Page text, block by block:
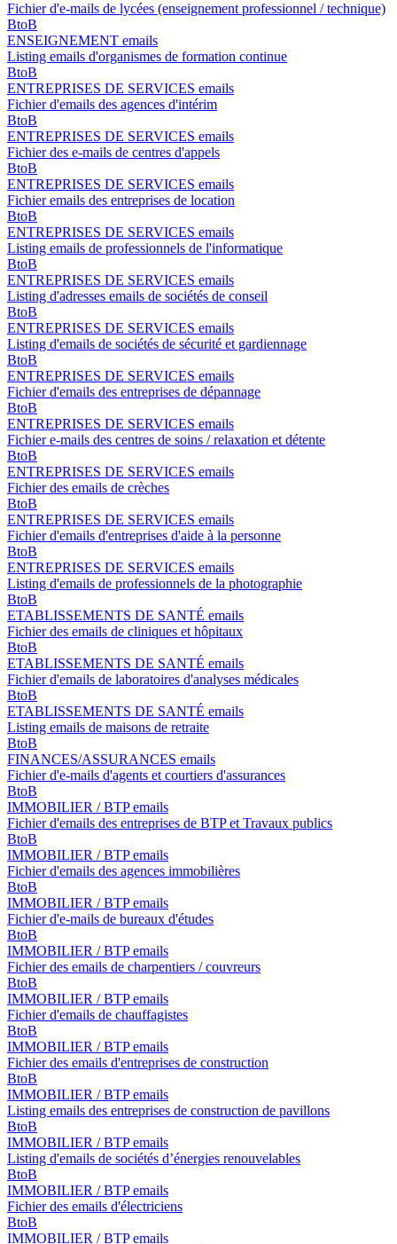
Fichier d'e-mails de lycées (enseignement professionnel / technique)
BtoB
ENSEIGNEMENT emails
Listing emails d'organismes de formation continue
BtoB
ENTREPRISES DE SERVICES emails
Fichier d'emails des agences d'intérim
BtoB
ENTREPRISES DE SERVICES emails
Fichier des e-mails de centres d'appels
BtoB
ENTREPRISES DE SERVICES emails
Fichier emails des entreprises de location
BtoB
ENTREPRISES DE SERVICES emails
Listing emails de professionnels de l'informatique
BtoB
ENTREPRISES DE SERVICES emails
Listing d'adresses emails de sociétés de conseil
BtoB
ENTREPRISES DE SERVICES emails
Listing d'emails de sociétés de sécurité et gardiennage
BtoB
ENTREPRISES DE SERVICES emails
Fichier d'emails des entreprises de dépannage
BtoB
ENTREPRISES DE SERVICES emails
Fichier e-mails des centres de soins / relaxation et détente
BtoB
ENTREPRISES DE SERVICES emails
Fichier des emails de crèches
BtoB
ENTREPRISES DE SERVICES emails
Fichier d'emails d'entreprises d'aide à la personne
BtoB
ENTREPRISES DE SERVICES emails
Listing d'emails de professionnels de la photographie
BtoB
ETABLISSEMENTS DE SANTÉ emails
Fichier des emails de cliniques et hôpitaux
BtoB
ETABLISSEMENTS DE SANTÉ emails
Fichier d'emails de laboratoires d'analyses médicales
BtoB
ETABLISSEMENTS DE SANTÉ emails
Listing emails de maisons de retraite
BtoB
FINANCES/ASSURANCES emails
Fichier d'e-mails d'agents et courtiers d'assurances
BtoB
IMMOBILIER / BTP emails
Fichier d'emails des entreprises de BTP et Travaux publics
BtoB
IMMOBILIER / BTP emails
Fichier d'emails des agences immobilières
BtoB
IMMOBILIER / BTP emails
Fichier d'e-mails de bureaux d'études
BtoB
IMMOBILIER / BTP emails
Fichier des emails de charpentiers / couvreurs
BtoB
IMMOBILIER / BTP emails
Fichier d'emails de chauffagistes
BtoB
IMMOBILIER / BTP emails
Fichier des emails d'entreprises de construction
BtoB
IMMOBILIER / BTP emails
Listing emails des entreprises de construction de pavillons
BtoB
IMMOBILIER / BTP emails
Listing d'emails de sociétés d’énergies renouvelables
BtoB
IMMOBILIER / BTP emails
Fichier des emails d'électriciens
BtoB
IMMOBILIER / BTP emails